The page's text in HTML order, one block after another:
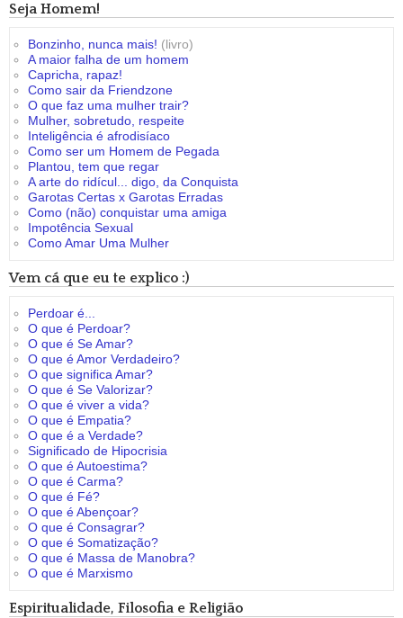
Seja Homem!
Bonzinho, nunca mais! (livro)
A maior falha de um homem
Capricha, rapaz!
Como sair da Friendzone
O que faz uma mulher trair?
Mulher, sobretudo, respeite
Inteligência é afrodisíaco
Como ser um Homem de Pegada
Plantou, tem que regar
A arte do ridícul... digo, da Conquista
Garotas Certas x Garotas Erradas
Como (não) conquistar uma amiga
Impotência Sexual
Como Amar Uma Mulher
Vem cá que eu te explico :)
Perdoar é...
O que é Perdoar?
O que é Se Amar?
O que é Amor Verdadeiro?
O que significa Amar?
O que é Se Valorizar?
O que é viver a vida?
O que é Empatia?
O que é a Verdade?
Significado de Hipocrisia
O que é Autoestima?
O que é Carma?
O que é Fé?
O que é Abençoar?
O que é Consagrar?
O que é Somatização?
O que é Massa de Manobra?
O que é Marxismo
Espiritualidade, Filosofia e Religião